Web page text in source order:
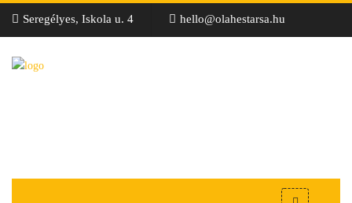
Seregélyes, Iskola u. 4 hello@olahestarsa.hu